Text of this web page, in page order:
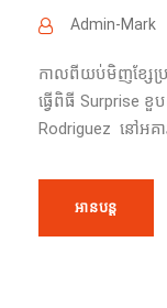
Admin-Mark
កាល​ពី​យប់មិញ​ខ្សែ​ប្
ធ្វើ​ពិធី Surprise
Rodriguez ​ នៅ​អគ
អានបន្ត